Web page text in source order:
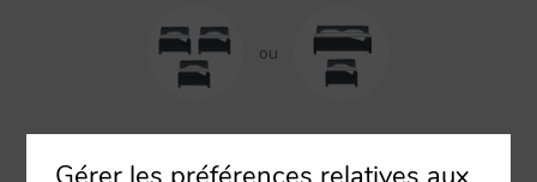
ou
Taille du lit double: 180cm